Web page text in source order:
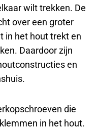
wilt trekken. De
over een groter
in het hout trekt en
Daardoor zijn
en
die
in het hout.